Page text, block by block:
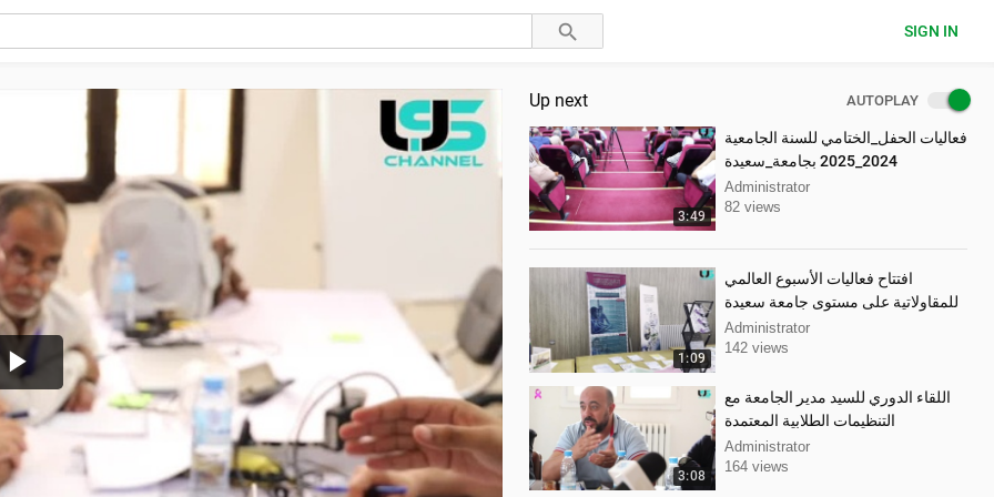
SIGN IN
Play
Video
Up next AUTOPLAY
3:49
فعاليات الحفل_الختامي للسنة الجامعية
2024_2025 بجامعة_سعيدة
Administrator
82 views
1:09
افتتاح فعاليات الأسبوع العالمي
للمقاولاتية على مستوى جامعة سعيدة
Administrator
142 views
3:08
اللقاء الدوري للسيد مدير الجامعة مع
التنظيمات الطلابية المعتمدة
Administrator
164 views